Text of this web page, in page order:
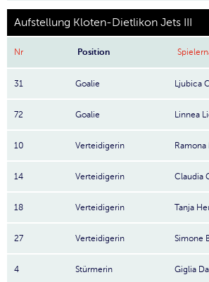
Aufstellung Kloten-Dietlikon Jets III
Nr Position
31 Goalie Ljubica
72 Goalie Linnea
10 Verteidigerin Ramona
14 Verteidigerin Claudia
18 Verteidigerin Tanja
27 Verteidigerin Simone
4 Stürmerin Giglia